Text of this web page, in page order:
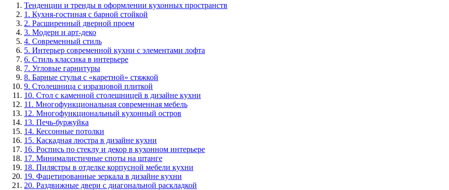
Тенденции и тренды в оформлении кухонных пространств
1. Кухня-гостиная с барной стойкой
2. Расширенный дверной проем
3. Модерн и арт-деко
4. Современный стиль
5. Интерьер современной кухни с элементами лофта
6. Стиль классика в интерьере
7. Угловые гарнитуры
8. Барные стулья с «каретной» стяжкой
9. Столешница с изразцовой плиткой
10. Стол с каменной столешницей в дизайне кухни
11. Многофункциональная современная мебель
12. Многофункциональный кухонный остров
13. Печь-буржуйка
14. Кессонные потолки
15. Каскадная люстра в дизайне кухни
16. Роспись по стеклу и декор в кухонном интерьере
17. Минималистичные споты на штанге
18. Пилястры в отделке корпусной мебели кухни
19. Фацетированные зеркала в дизайне кухни
20. Раздвижные двери с диагональной раскладкой